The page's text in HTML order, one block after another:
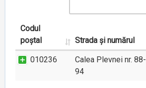
Codul
poștal
Strada și numărul
010236
Calea Plevnei nr. 88-
94